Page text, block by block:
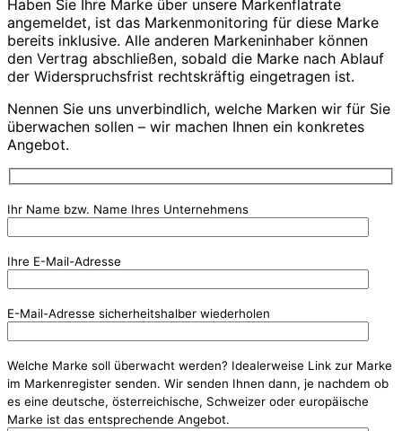
Haben Sie Ihre Marke über unsere Markenflatrate
angemeldet, ist das Markenmonitoring für diese Marke
bereits inklusive. Alle anderen Markeninhaber können
den Vertrag abschließen, sobald die Marke nach Ablauf
der Widerspruchsfrist rechtskräftig eingetragen ist.
Nennen Sie uns unverbindlich, welche Marken wir für Sie
überwachen sollen – wir machen Ihnen ein konkretes
Angebot.
Ihr Name bzw. Name Ihres Unternehmens
Ihre E-Mail-Adresse
E-Mail-Adresse sicherheitshalber wiederholen
Bitte lasse dieses Feld leer.
Welche Marke soll überwacht werden? Idealerweise Link zur Marke
im Markenregister senden. Wir senden Ihnen dann, je nachdem ob
es eine deutsche, österreichische, Schweizer oder europäische
Marke ist das entsprechende Angebot.